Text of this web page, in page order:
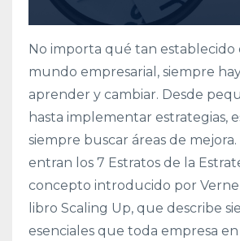
No importa qué tan establecido
mundo empresarial, siempre
aprender y cambiar. Desde
hasta implementar estrategias,
siempre buscar áreas de
entran los 7 Estratos de la
concepto introducido por Verne
libro Scaling Up, que describe
esenciales que toda empresa